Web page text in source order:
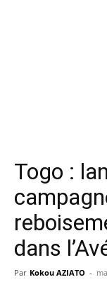
Togo :
dans
Par Kokou AZIATO -